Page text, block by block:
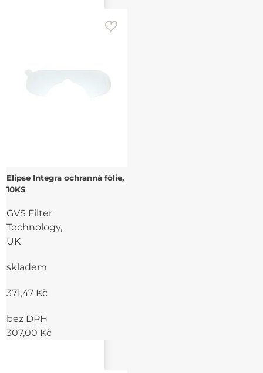
Elipse Integra ochranná fólie,
10KS
GVS Filter
Technology,
UK
skladem
371,47 Kč
bez DPH
307,00 Kč